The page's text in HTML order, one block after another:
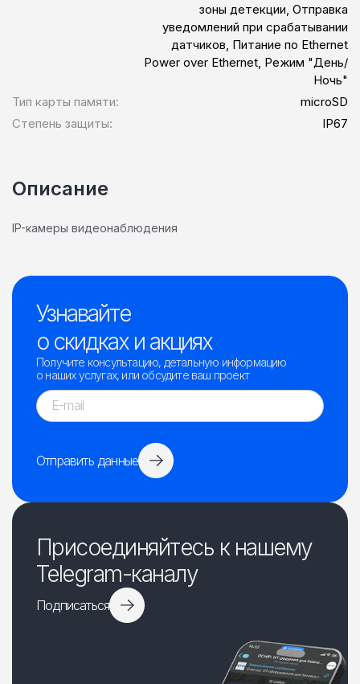
зоны детекции, Отправка
уведомлений при срабатывании
датчиков, Питание по Ethernet
Power over Ethernet, Режим "День/
Ночь"
Тип карты памяти:
microSD
Степень защиты:
IP67
Описание
IP-камеры видеонаблюдения
Узнавайте
о скидках и акциях
Получите консультацию, детальную информацию
о наших услугах, или обсудите ваш проект
Отправить данные
Присоединяйтесь к нашему
Telegram-каналу
Подписаться